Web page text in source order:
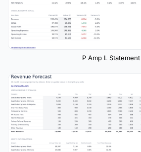
P Amp L Statement